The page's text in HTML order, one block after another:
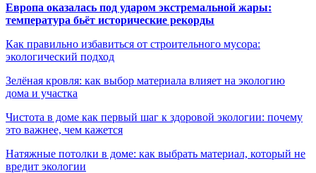
Европа оказалась под ударом экстремальной жары:
температура бьёт исторические рекорды
Как правильно избавиться от строительного мусора:
экологический подход
Зелёная кровля: как выбор материала влияет на экологию
дома и участка
Чистота в доме как первый шаг к здоровой экологии: почему
это важнее, чем кажется
Натяжные потолки в доме: как выбрать материал, который не
вредит экологии